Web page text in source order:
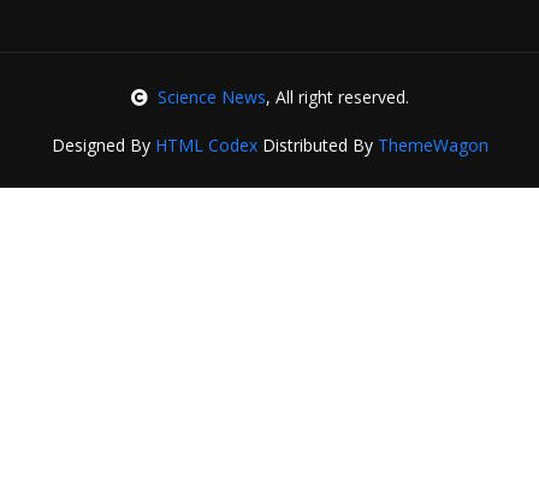
Science News, All right reserved.
Designed By HTML CodexDistributed By ThemeWagon